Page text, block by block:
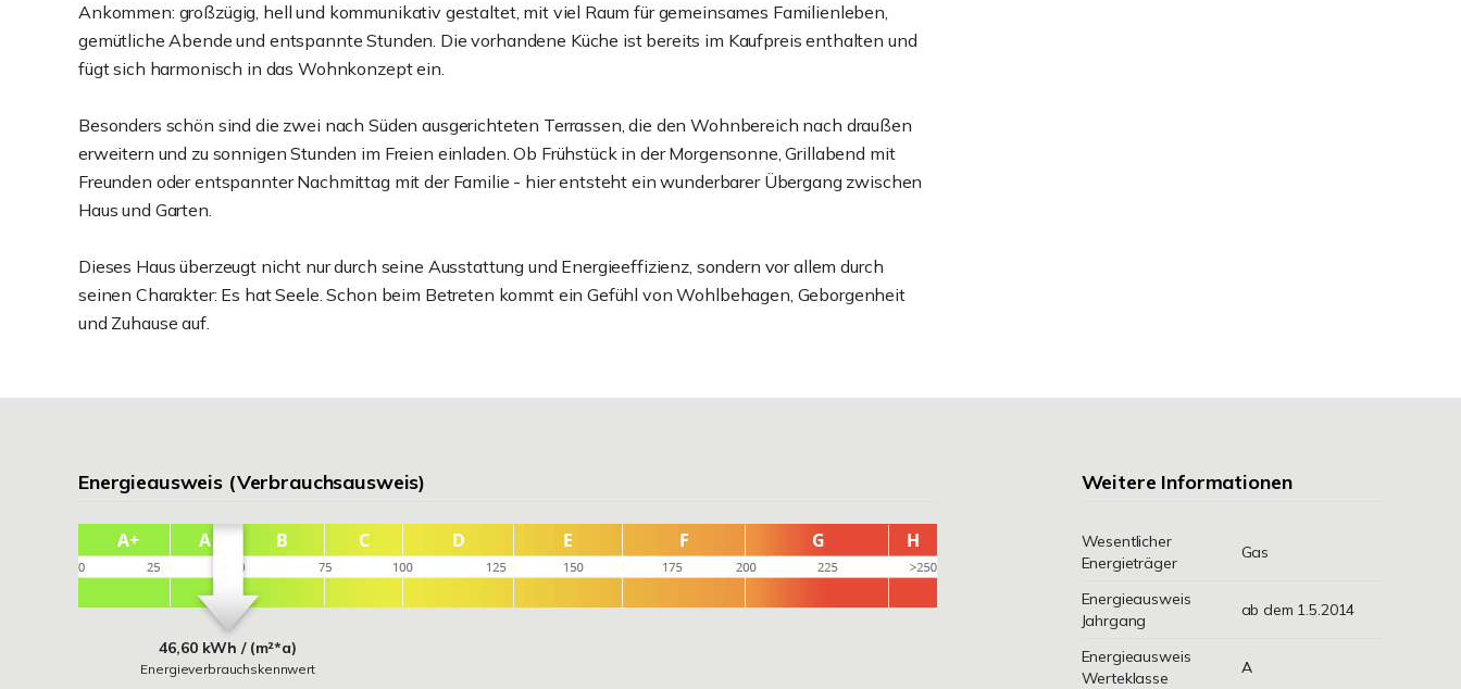
Ankommen: großzügig, hell und kommunikativ gestaltet, mit viel Raum für gemeinsames Familienleben,
gemütliche Abende und entspannte Stunden. Die vorhandene Küche ist bereits im Kaufpreis enthalten und
fügt sich harmonisch in das Wohnkonzept ein.
Besonders schön sind die zwei nach Süden ausgerichteten Terrassen, die den Wohnbereich nach draußen
erweitern und zu sonnigen Stunden im Freien einladen. Ob Frühstück in der Morgensonne, Grillabend mit
Freunden oder entspannter Nachmittag mit der Familie - hier entsteht ein wunderbarer Übergang zwischen
Haus und Garten.
Dieses Haus überzeugt nicht nur durch seine Ausstattung und Energieeffizienz, sondern vor allem durch
seinen Charakter: Es hat Seele. Schon beim Betreten kommt ein Gefühl von Wohlbehagen, Geborgenheit
und Zuhause auf.
Energieausweis (Verbrauchsausweis)
46,60 kWh / (m²*a)
Energieverbrauchskennwert
Weitere Informationen
Wesentlicher
Energieträger
Gas
Energieausweis
Jahrgang
ab dem 1.5.2014
Energieausweis
Werteklasse
A